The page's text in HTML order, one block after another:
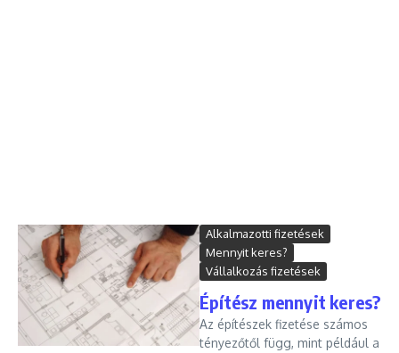
Alkalmazotti fizetések
Mennyit keres?
Vállalkozás fizetések
Építész mennyit keres?
Az építészek fizetése számos
tényezőtől függ, mint például a